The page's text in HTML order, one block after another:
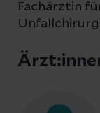
Fachärztin